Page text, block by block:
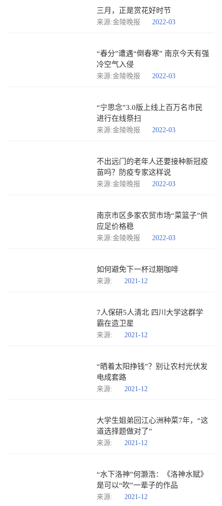
三月，正是赏花好时节
来源:金陵晚报 2022-03
“春分”遭遇“倒春寒” 南京今天有强
冷空气入侵
来源:金陵晚报 2022-03
“宁思念”3.0版上线上百万名市民
进行在线祭扫
来源:金陵晚报 2022-03
不出远门的老年人还要接种新冠疫
苗吗？防疫专家这样说
来源:金陵晚报 2022-03
南京市区多家农贸市场“菜篮子”供
应足价格稳
来源:金陵晚报 2022-03
如何避免下一杯过期咖啡
来源: 2021-12
7人保研5人清北 四川大学这群学
霸在造卫星
来源: 2021-12
“晒着太阳挣钱”？别让农村光伏发
电成套路
来源: 2021-12
大学生姐弟回江心洲种菜7年，“这
道选择题做对了”
来源: 2021-12
“水下洛神”何灏浩：《洛神水赋》
是可以“吹”一辈子的作品
来源: 2021-12